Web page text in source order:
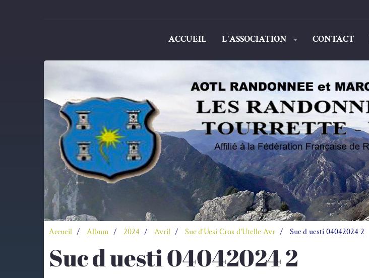
ACCUEIL L'ASSOCIATION CONTACT
Accueil Album 2024 Avril Suc d'Uesi Cros d'Utelle Avr Suc d uesti 04042024 2
Suc d uesti 04042024 2